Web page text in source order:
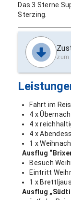
Das 3 Sterne
Sterzing.
zum
Fahrt im
4 x
4 x
4 x
1 x
Ausflug
Besuch
Eintritt
1 x
Ausflug